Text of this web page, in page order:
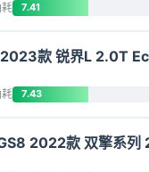
7.41
款 锐界L 2.0T
7.43
2022款 双擎系列